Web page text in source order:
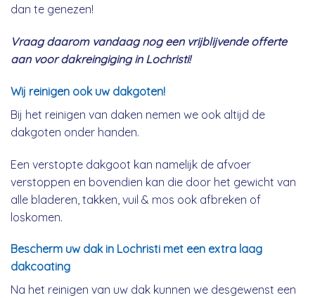
dan te genezen!
Vraag daarom vandaag nog een vrijblijvende offerte
aan voor dakreingiging in Lochristi!
Wij reinigen ook uw dakgoten!
Bij het reinigen van daken nemen we ook altijd de
dakgoten onder handen.
Een verstopte dakgoot kan namelijk de afvoer
verstoppen en bovendien kan die door het gewicht van
alle bladeren, takken, vuil & mos ook afbreken of
loskomen.
Bescherm uw dak in Lochristi met een extra laag
dakcoating
Na het reinigen van uw dak kunnen we desgewenst een